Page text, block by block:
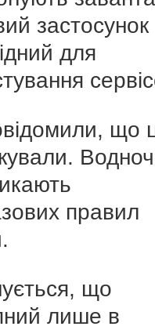
застосунок
для
що
правил
що
лише в